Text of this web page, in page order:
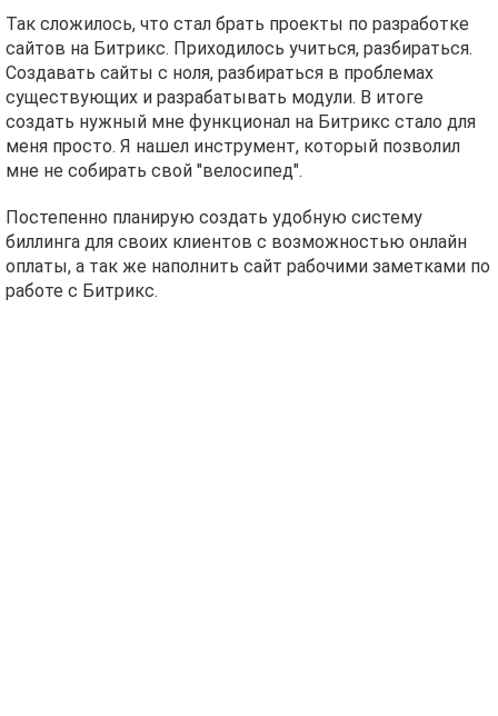
Так сложилось, что стал брать проекты по разработке
сайтов на Битрикс. Приходилось учиться, разбираться.
Создавать сайты с ноля, разбираться в проблемах
существующих и разрабатывать модули. В итоге
создать нужный мне функционал на Битрикс стало для
меня просто. Я нашел инструмент, который позволил
мне не собирать свой "велосипед".
Постепенно планирую создать удобную систему
биллинга для своих клиентов с возможностью онлайн
оплаты, а так же наполнить сайт рабочими заметками по
работе с Битрикс.